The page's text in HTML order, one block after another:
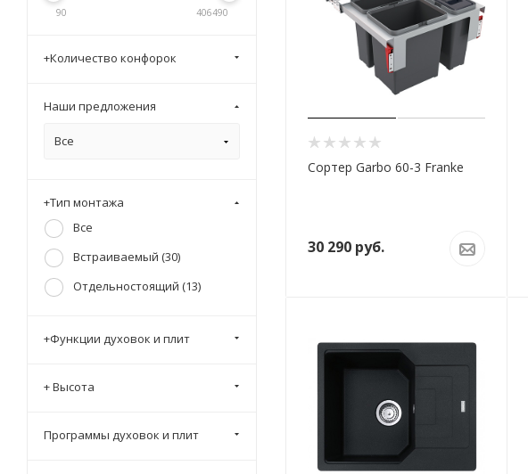
Сортер Garbo 60-3 Franke
30 290 руб.
90 406490
+Количество конфорок
Наши предложения
Все
+Тип монтажа
Все
Встраиваемый (30)
Отдельностоящий (13)
+Функции духовок и плит
+ Высота
Программы духовок и плит